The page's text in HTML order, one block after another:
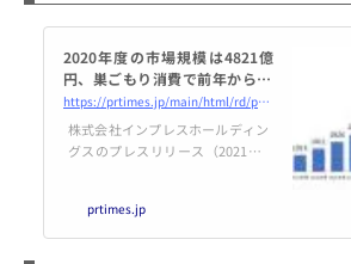
2020年度の市場規模は4821億
円、巣ごもり消費で前年から10
71億円の大幅増加！『電子書籍
ビジネス調査報告書2021』8月6
日発売
https://prtimes.jp/main/html/rd/p/000003981.000005875.html
株式会社インプレスホールディン
グスのプレスリリース（2021年8
前年から1071億円の大幅増加！
『電子書籍ビジネス調査報告書20
prtimes.jp